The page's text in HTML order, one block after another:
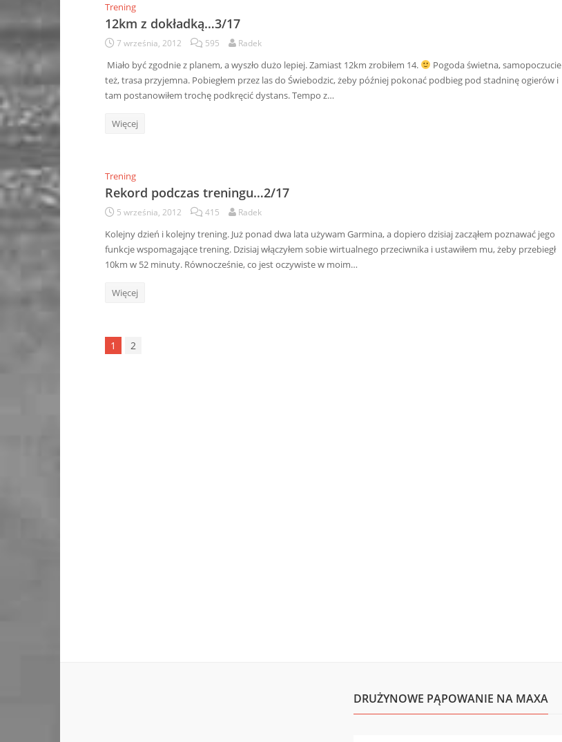
Trening
12km z dokładką…3/17
7 września, 2012 595 Radek
Miało być zgodnie z planem, a wyszło dużo lepiej. Zamiast 12km zrobiłem 14.
Pogoda świetna, samopoczucie
też, trasa przyjemna. Pobiegłem przez las do Świebodzic, żeby później pokonać podbieg pod stadninę ogierów i
tam postanowiłem trochę podkręcić dystans. Tempo z…
Więcej
Trening
Rekord podczas treningu…2/17
5 września, 2012 415 Radek
Kolejny dzień i kolejny trening. Już ponad dwa lata używam Garmina, a dopiero dzisiaj zacząłem poznawać jego
funkcje wspomagające trening. Dzisiaj włączyłem sobie wirtualnego przeciwnika i ustawiłem mu, żeby przebiegł
10km w 52 minuty. Równocześnie, co jest oczywiste w moim…
Więcej
1 2
DRUŻYNOWE PĄPOWANIE NA MAXA